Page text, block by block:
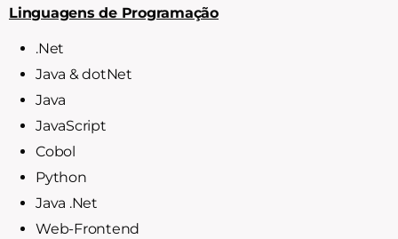
Linguagens de Programação
.Net
Java & dotNet
Java
JavaScript
Cobol
Python
Java .Net
Web-Frontend